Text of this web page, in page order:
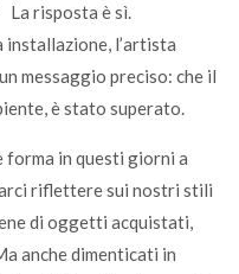
La risposta è sì.
l’artista
messaggio preciso: che il
è stato superato.
forma in questi giorni a
riflettere sui nostri stili
di oggetti acquistati,
anche dimenticati in